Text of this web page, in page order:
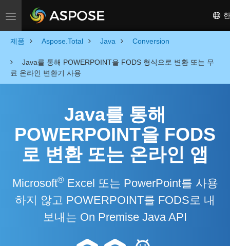
Toggle navigation
제품 Aspose.Total Java Conversion
Java를 통해 POWERPOINT을 FODS 형식으로 변환 또는 무
료 온라인 변환기 사용
Java를 통해
POWERPOINT을 FODS
로 변환 또는 온라인 앱
Microsoft®Excel 또는 PowerPoint를 사용
하지 않고 POWERPOINT를 FODS로 내
보내는 On Premise Java API